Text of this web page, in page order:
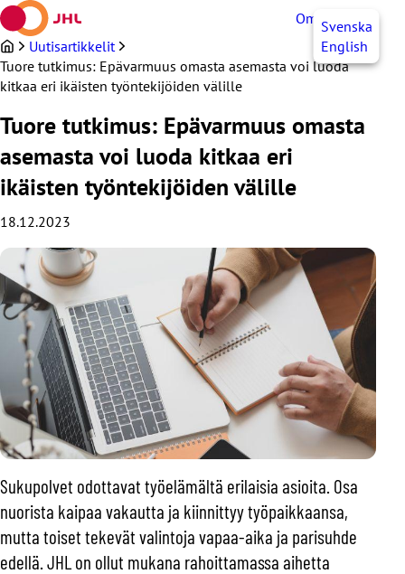
Siirry
sisältöön
OmaJHLSvenska
English
Uutisartikkelit
Tuore tutkimus: Epävarmuus omasta asemasta voi luoda
kitkaa eri ikäisten työntekijöiden välille
Tuore tutkimus: Epävarmuus omasta
asemasta voi luoda kitkaa eri
ikäisten työntekijöiden välille
18.12.2023
Sukupolvet odottavat työelämältä erilaisia asioita. Osa
nuorista kaipaa vakautta ja kiinnittyy työpaikkaansa,
mutta toiset tekevät valintoja vapaa-aika ja parisuhde
edellä. JHL on ollut mukana rahoittamassa aihetta